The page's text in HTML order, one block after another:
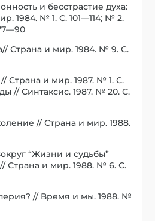
и бесстрастие духа:
1984. № 1. С. 101—114; № 2.
Страна и мир. 1984. № 9. С.
Страна и мир. 1987. № 1. С.
// Синтаксис. 1987. № 20. С.
// Страна и мир. 1988.
“Жизни и судьбы”
Страна и мир. 1988. № 6. С.
// Время и мы. 1988. №